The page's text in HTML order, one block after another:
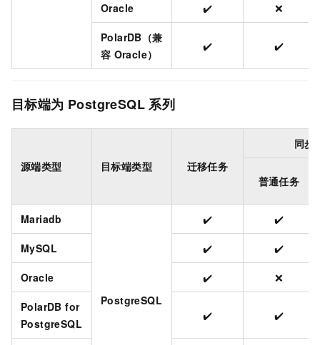
Oracle ✔️ ❌
PolarDB（兼
容 Oracle）
✔️ ✔️
目标端为 PostgreSQL 系列
源端类型 目标端类型 迁移任务
同步
普通任务
Mariadb
PostgreSQL
✔️ ✔️
MySQL ✔️ ✔️
Oracle ✔️ ❌
PolarDB for
PostgreSQL
✔️ ✔️